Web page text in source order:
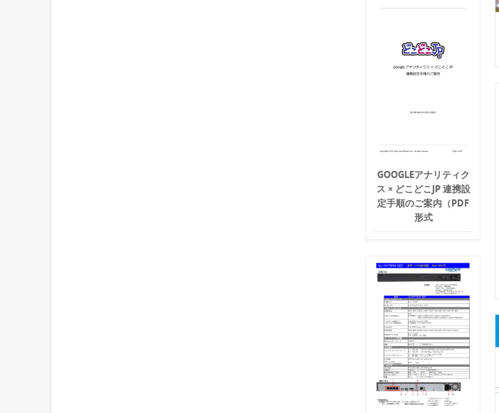
GOOGLEアナリティク
ス × どこどこJP 連携設
定手順のご案内（PDF
形式